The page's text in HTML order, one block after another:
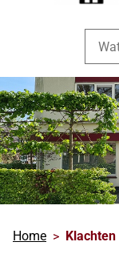
Home Klachten